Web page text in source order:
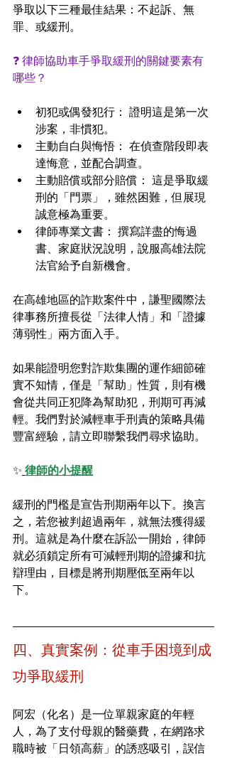
爭取以下三種最佳結果：不起訴、無
罪、或緩刑。
❓ 律師協助車手爭取緩刑的關鍵要素有
哪些？
初犯或偶發犯行： 證明這是第一次
涉案，非慣犯。
主動自白與悔悟： 在偵查階段即表
達悔意，並配合調查。
主動賠償或部分賠償： 這是爭取緩
刑的「門票」，雖然困難，但展現
誠意極為重要。
律師專業文書： 撰寫詳盡的悔過
書、家庭狀況說明，說服高雄法院
法官給予自新機會。
在高雄地區的詐欺案件中，謙聖國際法
律事務所擅長從「法律人情」和「證據
薄弱性」兩方面入手。
如果能證明您對詐欺集團的運作細節確
實不知情，僅是「幫助」性質，則有機
會從共同正犯降為幫助犯，刑期可再減
輕。我們對於減輕車手刑責的策略具備
豐富經驗，請立即聯繫我們尋求協助。
✨ 律師的小提醒
緩刑的門檻是宣告刑期兩年以下。換言
之，若您被判超過兩年，就無法獲得緩
刑。這就是為什麼在訴訟一開始，律師
就必須鎖定所有可減輕刑期的證據和抗
辯理由，目標是將刑期壓低至兩年以
下。
四、真實案例：從車手困境到成
功爭取緩刑
阿宏（化名）是一位單親家庭的年輕
人，為了支付母親的醫藥費，在網路求
職時被「日領高薪」的誘惑吸引，誤信